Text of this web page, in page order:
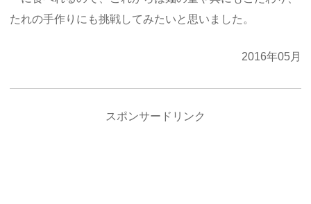
たれの手作りにも挑戦してみたいと思いました。
2016年05月
スポンサードリンク